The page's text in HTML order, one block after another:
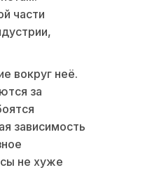
части
вокруг неё.
за
зависимость
не хуже